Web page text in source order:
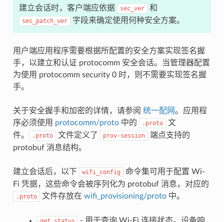
建立会话时，客户端应依据 sec_ver 和
sec_patch_ver 字段来确定使用何种安全方案。
用户端应用程序需要根据所配置的安全方案实现签名握
手，以建立和认证 protocomm 安全会话。当管理器配置
为使用 protocomm security 0 时，则不需要实现签名握
手。
关于安全握手和加密的详情，请参阅 统一配网。应用程
序必须使用 protocomm/proto中的 .proto
文
件。
.proto 文件定义了 prov-session
端点支持的
protobuf 消息结构。
建立会话后，以下 wifi_config
命令集可用于配置 Wi-
Fi 凭据，这些命令会被序列化为 protobuf 消息，对应的
.proto 文件存放在 wifi_provisioning/proto中。